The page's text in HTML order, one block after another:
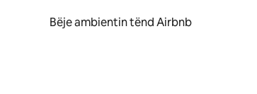
Bëje ambientin tënd Airbnb